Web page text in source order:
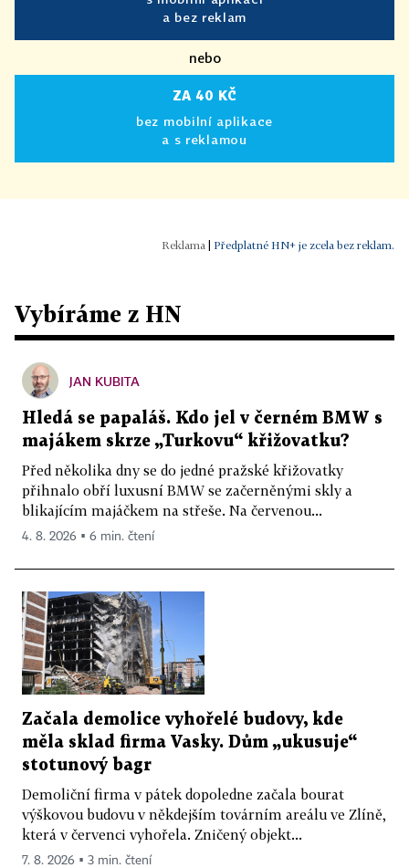
a bez reklam
nebo
ZA 40 KČ
bez mobilní aplikace
a s reklamou
Předplatné HN+ je zcela bez reklam.
Vybíráme z HN
JAN KUBITA
Hledá se papaláš. Kdo jel v černém BMW s
majákem skrze „Turkovu“ křižovatku?
Před několika dny se do jedné pražské křižovatky
přihnalo obří luxusní BMW se začerněnými skly a
blikajícím majáčkem na střeše. Na červenou...
4. 8. 2026 ▪ 6 min. čtení
Začala demolice vyhořelé budovy, kde
měla sklad firma Vasky. Dům „ukusuje“
stotunový bagr
Demoliční firma v pátek dopoledne začala bourat
výškovou budovu v někdejším továrním areálu ve Zlíně,
která v červenci vyhořela. Zničený objekt...
7. 8. 2026 ▪ 3 min. čtení